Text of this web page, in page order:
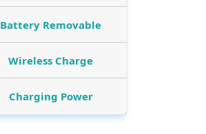
Battery Removable
Wireless Charge
Charging Power